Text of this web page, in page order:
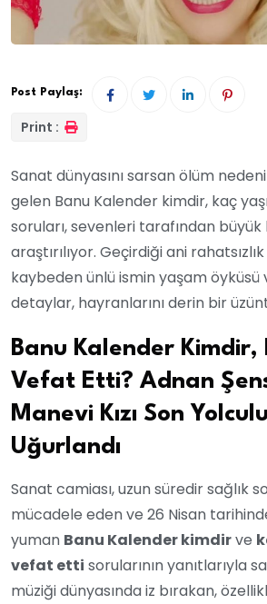
Post Paylaş:
Print :
Sanat dünyasını sarsan ölüm
gelen Banu Kalender kimdir, kaç
soruları, sevenleri tarafından
araştırılıyor. Geçirdiği ani
kaybeden ünlü ismin yaşam öyküsü
detaylar, hayranlarını derin bir
Banu Kalender Kimdir,
Vefat Etti? Adnan
Manevi Kızı Son
Uğurlandı
Sanat camiası, uzun süredir sağlık
mücadele eden ve 26 Nisan
yuman Banu Kalender kimdirve
vefat etti sorularının yanıtlarıyla
müziği dünyasında iz bırakan,